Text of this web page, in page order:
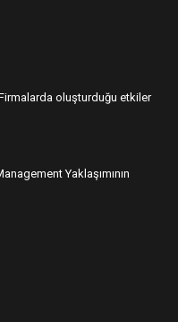
oluşturduğu etkiler
Yaklaşımının